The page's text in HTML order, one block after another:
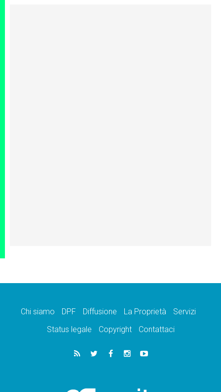
Chi siamo DPF Diffusione La Proprietà
Servizi
Status legale
Copyright Contattaci